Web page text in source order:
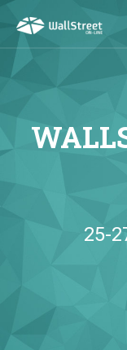
25-